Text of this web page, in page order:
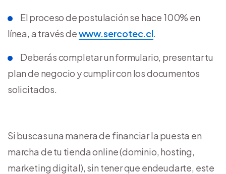
El proceso de postulación se hace 100% en
línea, a través dewww.sercotec.cl.
Deberás completar un formulario, presentar tu
plan de negocio y cumplir con los documentos
solicitados.
Si buscas una manera de financiar la puesta en
marcha de tu tienda online (dominio, hosting,
marketing digital), sin tener que endeudarte, este